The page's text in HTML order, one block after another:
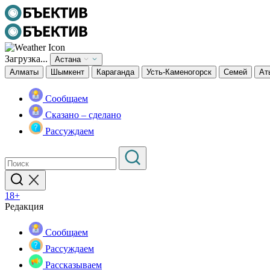
Загрузка...
Астана
Алматы
Шымкент Караганда Усть-Каменогорск Семей
Сообщаем
Сказано – сделано
Рассуждаем
18+
Редакция
Сообщаем
Рассуждаем
Рассказываем